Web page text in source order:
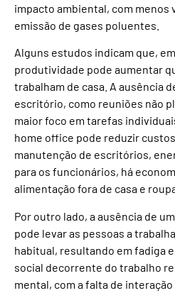
impacto ambiental, com menos
emissão de gases poluentes.
Alguns estudos indicam que,
produtividade pode aumentar
trabalham de casa. A ausência
escritório, como reuniões não
maior foco em tarefas
home office pode reduzir
manutenção de escritórios,
para os funcionários, há
alimentação fora de casa e
Por outro lado, a ausência de
pode levar as pessoas a
habitual, resultando em fadiga
social decorrente do trabalho
mental, com a falta de